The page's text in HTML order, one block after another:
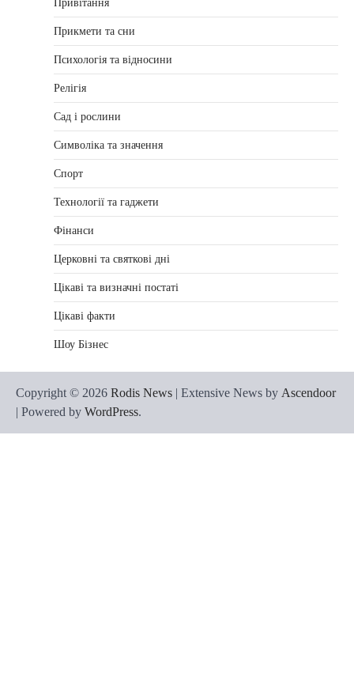
Привітання
Прикмети та сни
Психологія та відносини
Релігія
Сад і рослини
Символіка та значення
Спорт
Технології та гаджети
Фінанси
Церковні та святкові дні
Цікаві та визначні постаті
Цікаві факти
Шоу Бізнес
Copyright © 2026 Rodis News | Extensive News by Ascendoor
| Powered by WordPress.